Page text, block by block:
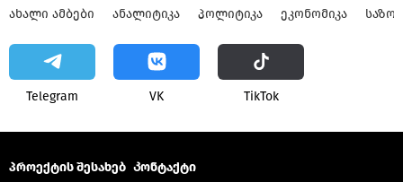
ᲐᲮᲐᲚᲘ ᲐᲛᲑᲔᲑᲘ ᲐᲜᲐᲚᲘᲢᲘᲙᲐ ᲞᲝᲚᲘᲢᲘᲙᲐ ᲔᲙᲝᲜᲝᲛᲘᲙᲐ
Telegram VK ТikТоk
პროექტის შესახებ Კონტაქტი